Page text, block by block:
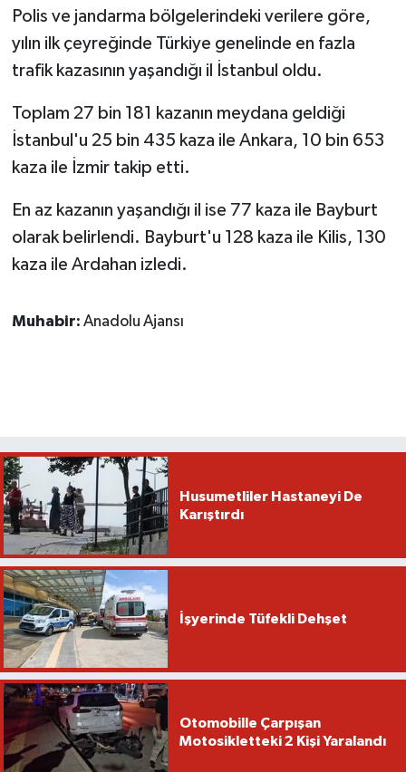
Polis ve jandarma bölgelerindeki verilere göre,
yılın ilk çeyreğinde Türkiye genelinde en fazla
trafik kazasının yaşandığı il İstanbul oldu.
Toplam 27 bin 181 kazanın meydana geldiği
İstanbul'u 25 bin 435 kaza ile Ankara, 10 bin 653
kaza ile İzmir takip etti.
En az kazanın yaşandığı il ise 77 kaza ile Bayburt
olarak belirlendi. Bayburt'u 128 kaza ile Kilis, 130
kaza ile Ardahan izledi.
Muhabir: Anadolu Ajansı
Husumetliler Hastaneyi De
Karıştırdı
İşyerinde Tüfekli Dehşet
Otomobille Çarpışan
Motosikletteki 2 Kişi Yaralandı